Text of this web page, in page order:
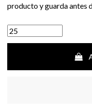
producto y guarda antes